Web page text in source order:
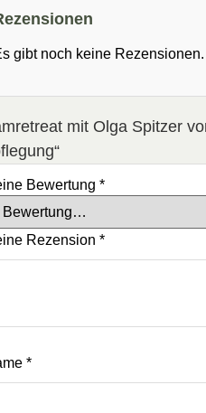
gibt noch keine Rezensionen.
mit Olga Spitzer
Bewertung *
Rezension *
*